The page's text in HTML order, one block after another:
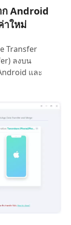
Android
าใหม่
Transfer
ลงบน
และ